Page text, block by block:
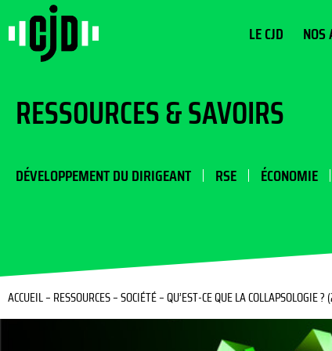
LE CJD NOS
RESSOURCES & SAVOIRS
DÉVELOPPEMENT DU DIRIGEANT RSE ÉCONOMIE
ACCUEIL– RESSOURCES–SOCIÉTÉ–QU’EST-CE QUE LA COLLAPSOLOGIE ?